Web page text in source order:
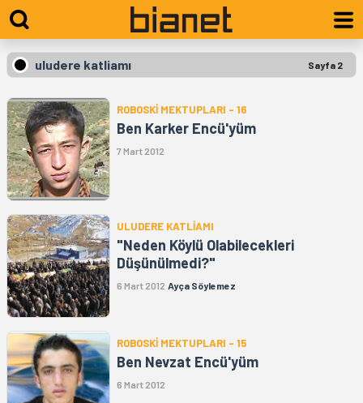
uludere katliamı Sayfa 2
ROBOSKİ MEKTUPLARI - 16
Ben Karker Encü'yüm
7 Mart 2012
ULUDERE KATLİAMI
"Neden Köylü Olabilecekleri
Düşünülmedi?"
6 Mart 2012 Ayça Söylemez
ROBOSKİ MEKTUPLARI - 15
Ben Nevzat Encü'yüm
6 Mart 2012